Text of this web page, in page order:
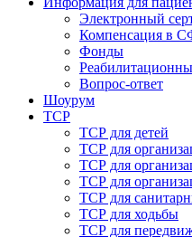
Электронный
Компенсация в
Фонды
Вопрос-ответ
Шоурум
ТСР
ТСР для детей
ТСР для
ТСР для
ТСР для
ТСР для
ТСР для ходьбы
ТСР для